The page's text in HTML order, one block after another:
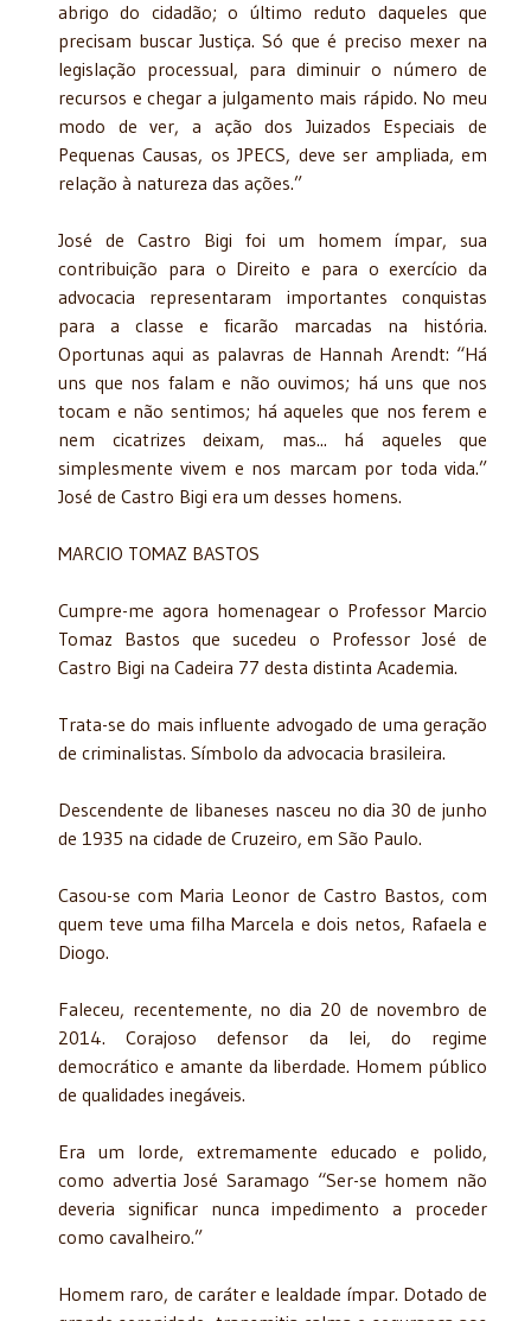
abrigo do cidadão; o último reduto daqueles que
precisam buscar Justiça. Só que é preciso mexer na
legislação processual, para diminuir o número de
recursos e chegar a julgamento mais rápido. No meu
modo de ver, a ação dos Juizados Especiais de
Pequenas Causas, os JPECS, deve ser ampliada, em
relação à natureza das ações.”
José de Castro Bigi foi um homem ímpar, sua
contribuição para o Direito e para o exercício da
advocacia representaram importantes conquistas
para a classe e ficarão marcadas na história.
Oportunas aqui as palavras de Hannah Arendt: “Há
uns que nos falam e não ouvimos; há uns que nos
tocam e não sentimos; há aqueles que nos ferem e
nem cicatrizes deixam, mas... há aqueles que
simplesmente vivem e nos marcam por toda vida.”
José de Castro Bigi era um desses homens.
MARCIO TOMAZ BASTOS
Cumpre-me agora homenagear o Professor Marcio
Tomaz Bastos que sucedeu o Professor José de
Castro Bigi na Cadeira 77 desta distinta Academia.
Trata-se do mais influente advogado de uma geração
de criminalistas. Símbolo da advocacia brasileira.
Descendente de libaneses nasceu no dia 30 de junho
de 1935 na cidade de Cruzeiro, em São Paulo.
Casou-se com Maria Leonor de Castro Bastos, com
quem teve uma filha Marcela e dois netos, Rafaela e
Diogo.
Faleceu, recentemente, no dia 20 de novembro de
2014. Corajoso defensor da lei, do regime
democrático e amante da liberdade. Homem público
de qualidades inegáveis.
Era um lorde, extremamente educado e polido,
como advertia José Saramago “Ser-se homem não
deveria significar nunca impedimento a proceder
como cavalheiro.”
Homem raro, de caráter e lealdade ímpar. Dotado de